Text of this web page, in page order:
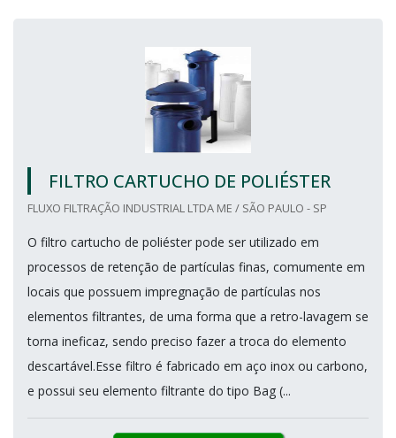
FILTRO CARTUCHO DE POLIÉSTER
FLUXO FILTRAÇÃO INDUSTRIAL LTDA ME / SÃO PAULO - SP
O filtro cartucho de poliéster pode ser utilizado em
processos de retenção de partículas finas, comumente em
locais que possuem impregnação de partículas nos
elementos filtrantes, de uma forma que a retro-lavagem se
torna ineficaz, sendo preciso fazer a troca do elemento
descartável.Esse filtro é fabricado em aço inox ou carbono,
e possui seu elemento filtrante do tipo Bag (...